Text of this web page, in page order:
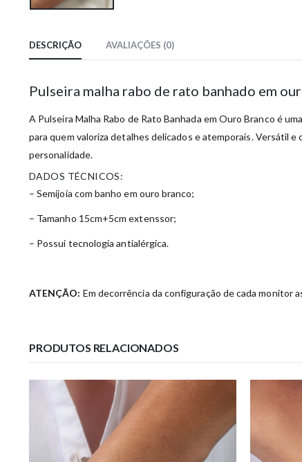
DESCRIÇÃO AVALIAÇÕES (0)
Pulseira malha rabo de rato banhado em
A Pulseira Malha Rabo de Rato Banhada em Ouro Branco é
para quem valoriza detalhes delicados e atemporais. Versátil
personalidade.
DADOS TÉCNICOS:
– Semijoia com banho em ouro branco;
– Tamanho 15cm+5cm extenssor;
– Possui tecnologia antialérgica.
ATENÇÃO: Em decorrência da configuração de cada monitor
PRODUTOS RELACIONADOS